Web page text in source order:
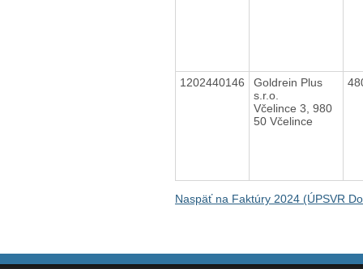
1202440146
Goldrein Plus
s.r.o.
Včelince 3, 980
50 Včelince
Naspäť na Faktúry 2024 (ÚPSVR